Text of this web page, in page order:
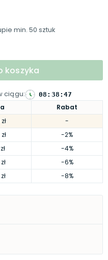
Rabat
-
-2%
-4%
-6%
-8%
min. 50 sztuk
koszyka
ciągu: 08 : 38 :46